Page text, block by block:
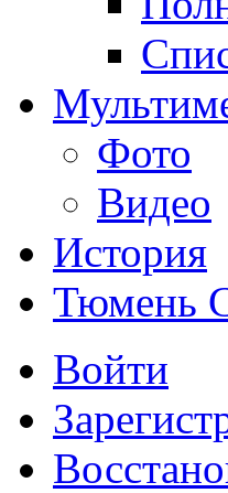
Фото
Видео
История
Тюмень
Войти